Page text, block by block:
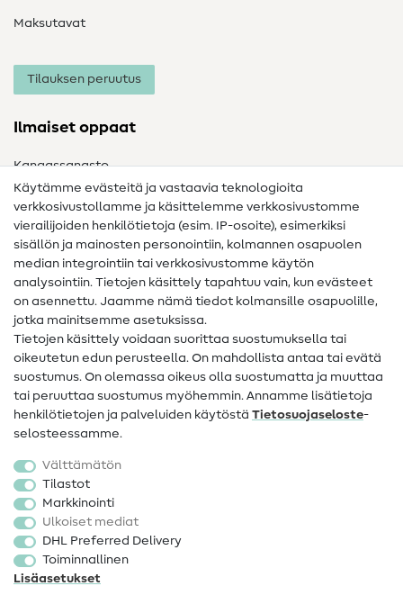
Maksutavat
Tilauksen peruutus
Ilmaiset oppaat
Kangassanasto
Ompelusanasto
Ompeluohjeet
Apua ja yhteystiedot
Yhteystiedot
Tietoa omistajanvaihdoksesta
Peruutusoikeus
Suosittu
Kankaat
Ompelutarvikkeet
Ale
Käytämme evästeitä ja vastaavia teknologioita
verkkosivustollamme ja käsittelemme verkkosivustomme
vierailijoiden henkilötietoja (esim. IP-osoite), esimerkiksi
sisällön ja mainosten personointiin, kolmannen osapuolen
median integrointiin tai verkkosivustomme käytön
analysointiin. Tietojen käsittely tapahtuu vain, kun evästeet
on asennettu. Jaamme nämä tiedot kolmansille osapuolille,
jotka mainitsemme asetuksissa.
Tietojen käsittely voidaan suorittaa suostumuksella tai
oikeutetun edun perusteella. On mahdollista antaa tai evätä
suostumus. On olemassa oikeus olla suostumatta ja muuttaa
tai peruuttaa suostumus myöhemmin. Annamme lisätietoja
henkilötietojen ja palveluiden käytöstä Tietosuojaseloste-
selosteessamme.
Välttämätön
Tilastot
Markkinointi
Ulkoiset mediat
DHL Preferred Delivery
Toiminnallinen
Lisäasetukset